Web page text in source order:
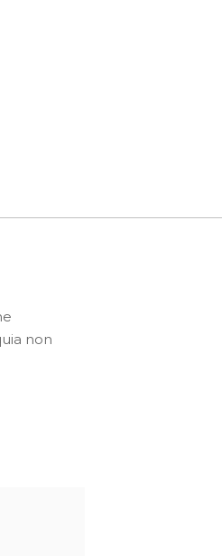
non